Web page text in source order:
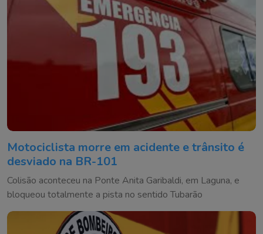
Motociclista morre em acidente e trânsito é
desviado na BR-101
Colisão aconteceu na Ponte Anita Garibaldi, em Laguna, e
bloqueou totalmente a pista no sentido Tubarão